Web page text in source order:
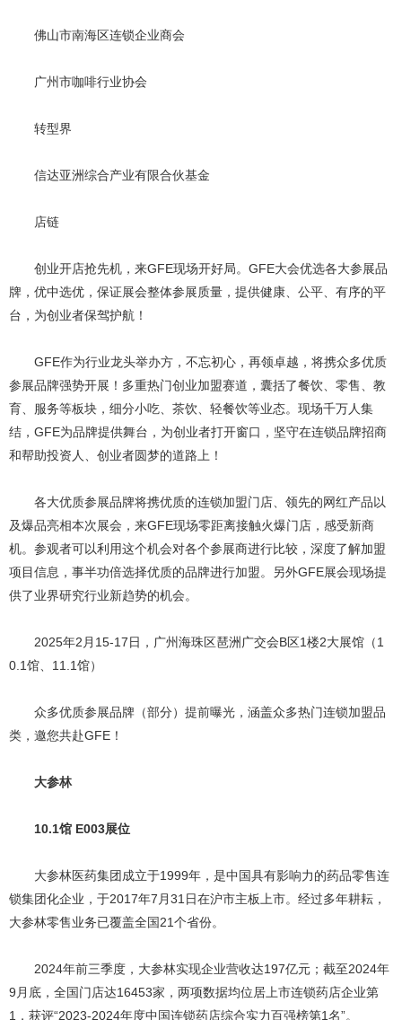
佛山市南海区连锁企业商会
广州市咖啡行业协会
转型界
信达亚洲综合产业有限合伙基金
店链
创业开店抢先机，来GFE现场开好局。GFE大会优选各大参展品
牌，优中选优，保证展会整体参展质量，提供健康、公平、有序的平
台，为创业者保驾护航！
GFE作为行业龙头举办方，不忘初心，再领卓越，将携众多优质
参展品牌强势开展！多重热门创业加盟赛道，囊括了餐饮、零售、教
育、服务等板块，细分小吃、茶饮、轻餐饮等业态。现场千万人集
结，GFE为品牌提供舞台，为创业者打开窗口，坚守在连锁品牌招商
和帮助投资人、创业者圆梦的道路上！
各大优质参展品牌将携优质的连锁加盟门店、领先的网红产品以
及爆品亮相本次展会，来GFE现场零距离接触火爆门店，感受新商
机。参观者可以利用这个机会对各个参展商进行比较，深度了解加盟
项目信息，事半功倍选择优质的品牌进行加盟。另外GFE展会现场提
供了业界研究行业新趋势的机会。
2025年2月15-17日，广州海珠区琶洲广交会B区1楼2大展馆（1
0.1馆、11.1馆）
众多优质参展品牌（部分）提前曝光，涵盖众多热门连锁加盟品
类，邀您共赴GFE！
大参林
10.1馆 E003展位
大参林医药集团成立于1999年，是中国具有影响力的药品零售连
锁集团化企业，于2017年7月31日在沪市主板上市。经过多年耕耘，
大参林零售业务已覆盖全国21个省份。
2024年前三季度，大参林实现企业营收达197亿元；截至2024年
9月底，全国门店达16453家，两项数据均位居上市连锁药店企业第
1，获评“2023-2024年度中国连锁药店综合实力百强榜第1名”。